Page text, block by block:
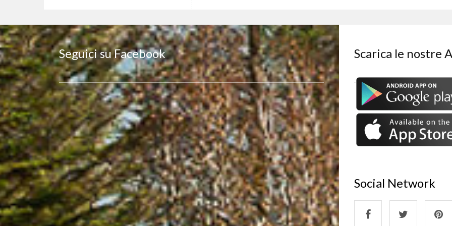
Seguici su Facebook Scarica le nostre
Social Network